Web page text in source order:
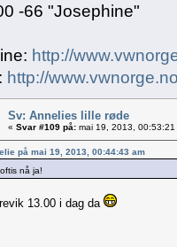
-66 "Josephine"
http://
http://
Sv: Annelies lille røde
« Svar #109 på: mai 19, 2013, 00:53:21
på mai 19, 2013, 00:44:43 am
nå ja!
13.00 i dag da